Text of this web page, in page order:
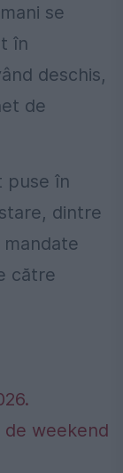
se
în
deschis,
de
puse în
dintre
mandate
către
de weekend